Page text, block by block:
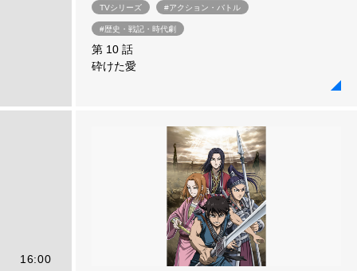
TVシリーズ #アクション・バトル
#歴史・戦記・時代劇
第 10 話
砕けた愛
16:00